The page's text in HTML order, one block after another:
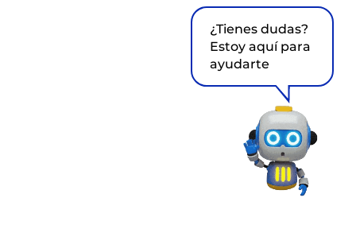
¿Tienes dudas?
Estoy aquí para
ayudarte